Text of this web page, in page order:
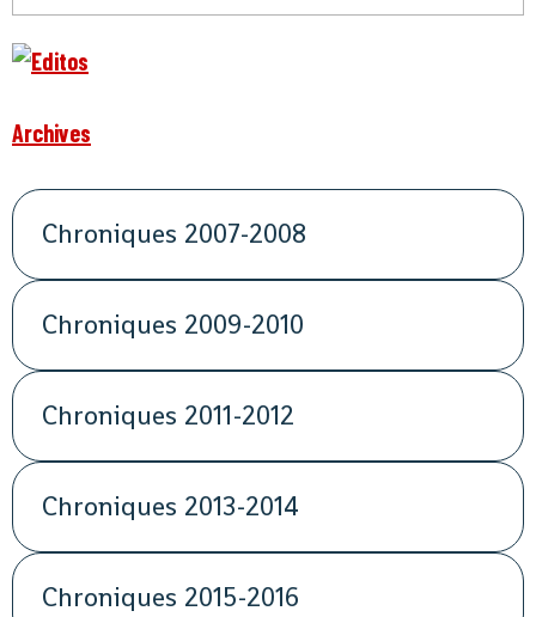
Archives
Chroniques 2007-2008
Chroniques 2009-2010
Chroniques 2011-2012
Chroniques 2013-2014
Chroniques 2015-2016